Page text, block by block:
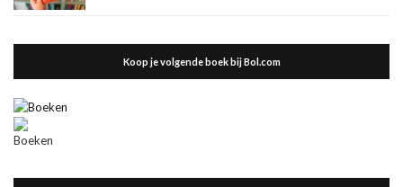
Koop je volgende boek bij Bol.com